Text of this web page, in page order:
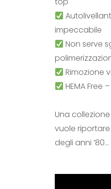
impeccabile
Non serve
Rimozione
HEMA Free
Una
vuole
degli anni